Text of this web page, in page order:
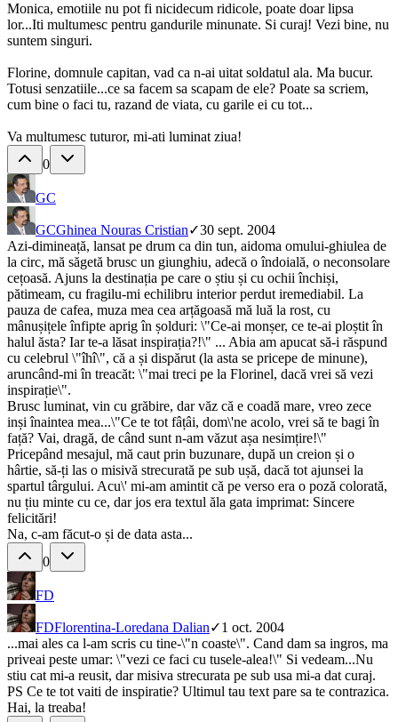
Monica, emotiile nu pot fi nicidecum ridicole, poate doar lipsa
lor...Iti multumesc pentru gandurile minunate. Si curaj! Vezi bine, nu
suntem singuri.
Florine, domnule capitan, vad ca n-ai uitat soldatul ala. Ma bucur.
Totusi senzatiile...ce sa facem sa scapam de ele? Poate sa scriem,
cum bine o faci tu, razand de viata, cu garile ei cu tot...
Va multumesc tuturor, mi-ati luminat ziua!
0
GC
GCGhinea Nouras Cristian✓30 sept. 2004
Azi-dimineață, lansat pe drum ca din tun, aidoma omului-ghiulea de
la circ, mă săgetă brusc un giunghiu, adecă o îndoială, o neconsolare
cețoasă. Ajuns la destinația pe care o știu și cu ochii închiși,
pătimeam, cu fragilu-mi echilibru interior perdut iremediabil. La
pauza de cafea, muza mea cea arțăgoasă mă luă la rost, cu
mânușițele înfipte aprig în șolduri: \"Ce-ai monșer, ce te-ai ploștit în
halul ăsta? Iar te-a lăsat inspirația?!\" ... Abia am apucat să-i răspund
cu celebrul \"îhî\", că a și dispărut (la asta se pricepe de minune),
aruncând-mi în treacăt: \"mai treci pe la Florinel, dacă vrei să vezi
inspirație\".
Brusc luminat, vin cu grăbire, dar văz că e coadă mare, vreo zece
inși înaintea mea...\"Ce te tot fâțâi, dom\'ne acolo, vrei să te bagi în
față? Vai, dragă, de când sunt n-am văzut așa nesimțire!\"
Pricepând mesajul, mă caut prin buzunare, după un creion și o
hârtie, să-ți las o misivă strecurată pe sub ușă, dacă tot ajunsei la
spartul târgului. Acu\' mi-am amintit că pe verso era o poză colorată,
nu țiu minte cu ce, dar jos era textul ăla gata imprimat: Sincere
felicitări!
Na, c-am făcut-o și de data asta...
0
FD
FDFlorentina-Loredana Dalian✓1 oct. 2004
...mai ales ca l-am scris cu tine-\"n coaste\". Cand dam sa ingros, ma
priveai peste umar: \"vezi ce faci cu tusele-alea!\" Si vedeam...Nu
stiu cat mi-a reusit, dar misiva strecurata pe sub usa mi-a dat curaj.
PS Ce te tot vaiti de inspiratie? Ultimul tau text pare sa te contrazica.
Hai, la treaba!